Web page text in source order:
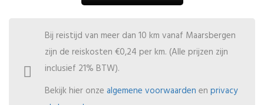
Bij reistijd van meer dan 10 km vanaf Maarsbergen
zijn de reiskosten €0,24 per km. (Alle prijzen zijn
inclusief 21% BTW).
Bekijk hier onze algemene voorwaarden en privacy